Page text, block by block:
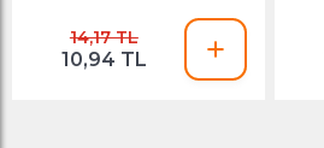
14,17 TL
10,94 TL